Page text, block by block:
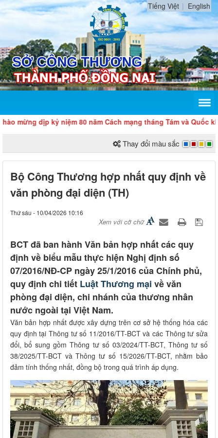
Tiếng Việt English
dịp kỷ niệm 80 năm Cách mạng tháng Tám và Quốc khánh
Thay đổi màu sắc
Bộ Công Thương hợp nhất quy định về
văn phòng đại diện (TH)
Thứ sáu - 10/04/2026 10:16
Xem với cỡ chữ
BCT đã ban hành Văn bản hợp nhất các quy
định về biểu mẫu thực hiện Nghị định số
07/2016/NĐ-CP ngày 25/1/2016 của Chính phủ,
quy định chi tiết Luật Thương mại về văn
phòng đại diện, chi nhánh của thương nhân
nước ngoài tại Việt Nam.
Văn bản hợp nhất được xây dựng trên cơ sở hệ thống hóa các
quy định tại Thông tư số 11/2016/TT-BCT và các Thông tư sửa
đổi, bổ sung gồm Thông tư số 03/2024/TT-BCT, Thông tư số
38/2025/TT-BCT và Thông tư số 15/2026/TT-BCT, nhằm bảo
đảm tính thống nhất, đồng bộ trong quá trình áp dụng.